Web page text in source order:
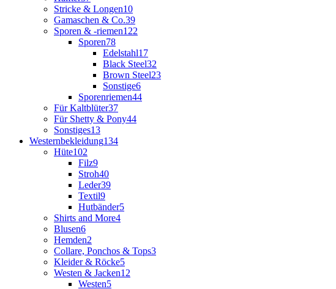
Stricke & Longen10
Gamaschen & Co.39
Sporen & -riemen122
Sporen78
Edelstahl17
Black Steel32
Brown Steel23
Sonstige6
Sporenriemen44
Für Kaltblüter37
Für Shetty & Pony44
Sonstiges13
Westernbekleidung134
Hüte102
Filz9
Stroh40
Leder39
Textil9
Hutbänder5
Shirts and More4
Blusen6
Hemden2
Collare, Ponchos & Tops3
Kleider & Röcke5
Westen & Jacken12
Westen5